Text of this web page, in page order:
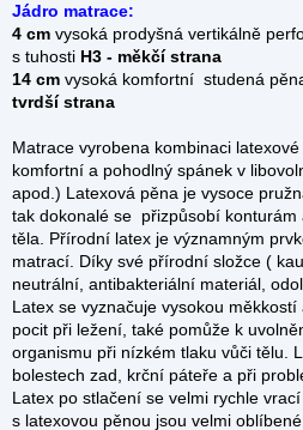
Jádro matrace:
4 cm vysoká prodyšná vertikálně
s tuhosti H3 - měkčí strana
14 cm vysoká komfortní studená
tvrdší strana
Matrace vyrobena kombinaci
komfortní a pohodlný spánek v
apod.) Latexová pěna je vysoce
tak dokonalé se přizpůsobí konturám
těla. Přírodní latex je významným
matrací. Díky své přírodní složce (
neutrální, antibakteriální materiál,
Latex se vyznačuje vysokou
pocit při ležení, také pomůže k
organismu při nízkém tlaku vůči tělu.
bolestech zad, krční páteře a při
Latex po stlačení se velmi rychle
s latexovou pěnou jsou velmi